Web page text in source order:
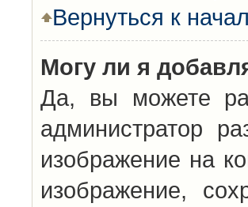
Вернуться к
Могу ли я
Да, вы можете
администратор
изображение на
изображение,